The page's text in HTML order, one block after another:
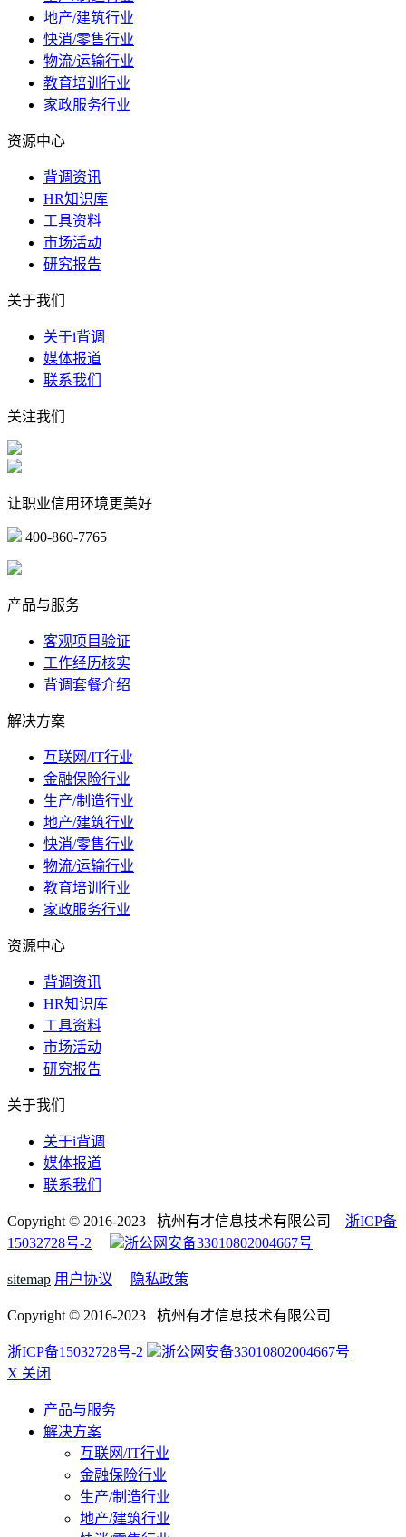
地产/建筑行业
快消/零售行业
物流/运输行业
教育培训行业
家政服务行业
资源中心
背调资讯
HR知识库
工具资料
市场活动
研究报告
关于我们
关于i背调
媒体报道
联系我们
关注我们
让职业信用环境更美好
400-860-7765
产品与服务
客观项目验证
工作经历核实
背调套餐介绍
解决方案
互联网/IT行业
金融保险行业
生产/制造行业
地产/建筑行业
快消/零售行业
物流/运输行业
教育培训行业
家政服务行业
资源中心
背调资讯
HR知识库
工具资料
市场活动
研究报告
关于我们
关于i背调
媒体报道
联系我们
Copyright © 2016-2023 杭州有才信息技术有限公司 浙ICP备
15032728号-2
浙公网安备33010802004667号
sitemap 用户协议 隐私政策
Copyright © 2016-2023 杭州有才信息技术有限公司
浙ICP备15032728号-2
浙公网安备33010802004667号
X 关闭
产品与服务
解决方案
互联网/IT行业
金融保险行业
生产/制造行业
地产/建筑行业